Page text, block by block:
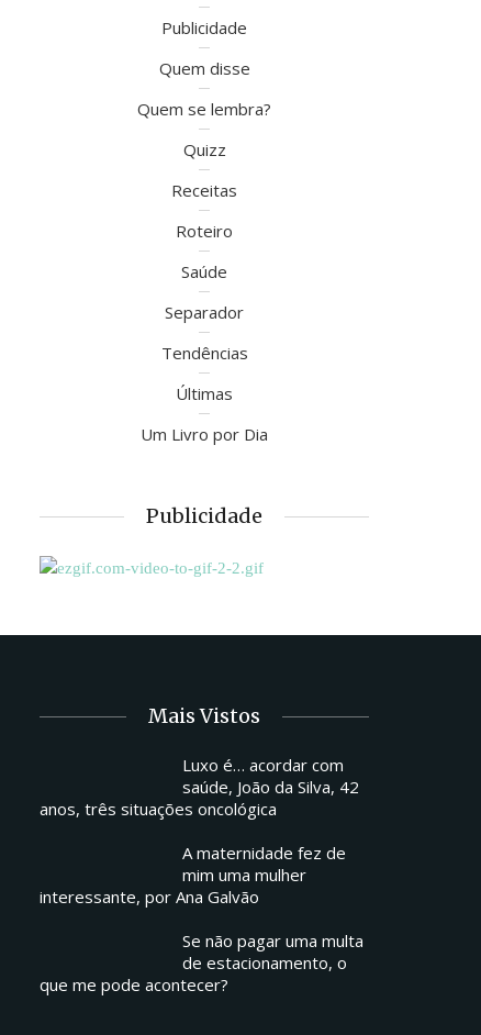
Publicidade
Quem disse
Quem se lembra?
Quizz
Receitas
Roteiro
Saúde
Separador
Tendências
Últimas
Um Livro por Dia
Publicidade
Mais Vistos
Luxo é… acordar com
saúde, João da Silva, 42
anos, três situações oncológica
A maternidade fez de
mim uma mulher
interessante, por Ana Galvão
Se não pagar uma multa
de estacionamento, o
que me pode acontecer?